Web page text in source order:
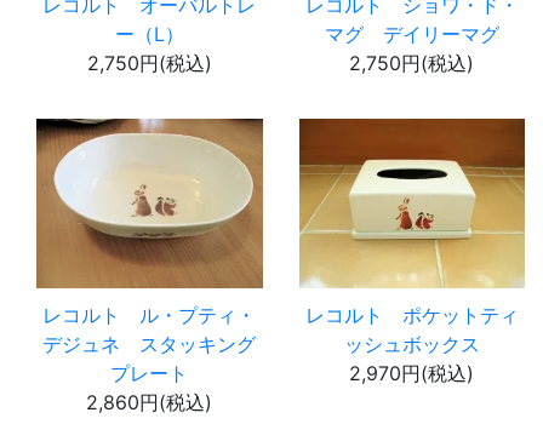
ー（L）
2,750円(税込)
マグ デイリーマグ
2,750円(税込)
レコルト ル・プティ・
デジュネ スタッキング
プレート
2,860円(税込)
レコルト ポケットティ
ッシュボックス
2,970円(税込)